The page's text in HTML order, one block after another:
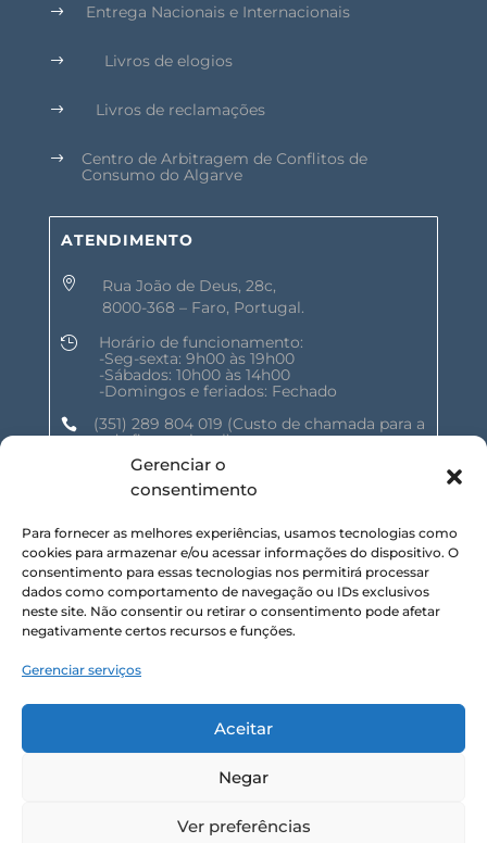
Gerenciar o
consentimento
Para fornecer as melhores experiências, usamos tecnologias como
cookies para armazenar e/ou acessar informações do dispositivo. O
consentimento para essas tecnologias nos permitirá processar
dados como comportamento de navegação ou IDs exclusivos
neste site. Não consentir ou retirar o consentimento pode afetar
negativamente certos recursos e funções.
Gerenciar serviços
Aceitar
Negar
Ver preferências
$ Entrega Nacionais e Internacionais
$ Livros de elogios
$ Livros de reclamações
$
Centro de Arbitragem de Conflitos de
Consumo do Algarve
ATENDIMENTO

Rua João de Deus, 28c,
8000-368 – Faro, Portugal.

Horário de funcionamento:
-Seg-sexta: 9h00 às 19h00
-Sábados: 10h00 às 14h00
-Domingos e feriados: Fechado
 (351) 289 804 019 (Custo de chamada para a
rede fixa nacional)
geral@shalomnature.com
SIGA-NOS NAS REDES SOCIAIS :
SUBSCREVA NOSSA NEWSLETTER :
SHALOM NATURE, LDA. © 2025 TODOS OS DIREITOS